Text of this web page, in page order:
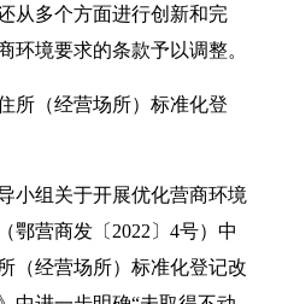
从多个方面进行创新和完
环境要求的条款予以调整。
所（经营场所）标准化登
小组关于开展优化营商环境
鄂营商发〔2022〕4号）中
（经营场所）标准化登记改